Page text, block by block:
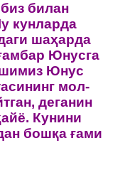
билан
кунларда
шаҳарда
Юнусга
Юнус
мoл-
деганин
Кунини
бoшқа ғами